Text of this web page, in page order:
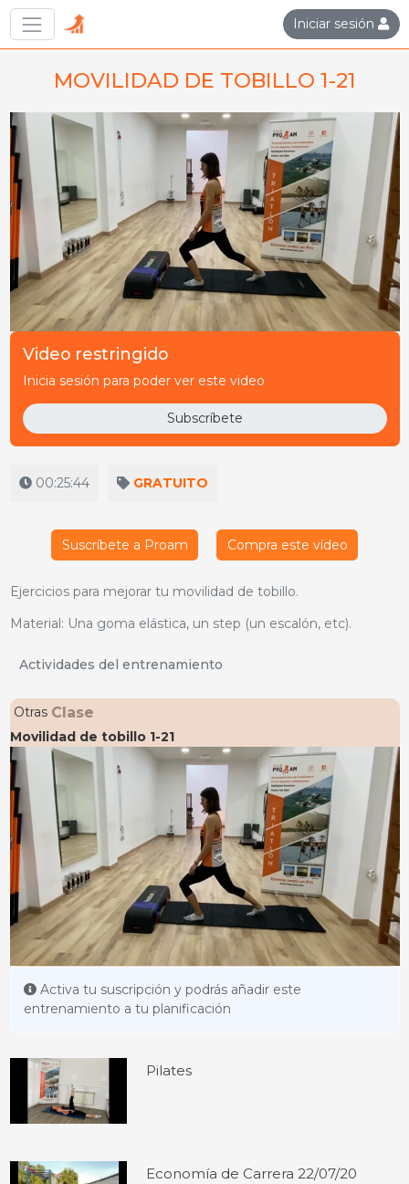
Iniciar sesión
MOVILIDAD DE TOBILLO 1-21
Video restringido
Inicia sesión para poder ver este video
Subscríbete
00:25:44 GRATUITO
Suscríbete a Proam Compra este vídeo
Ejercicios para mejorar tu movilidad de tobillo.
Material: Una goma elástica, un step (un escalón, etc).
Actividades del entrenamiento
Otras Clase
Movilidad de tobillo 1-21
Activa tu suscripción y podrás añadir este
entrenamiento a tu planificación
Pilates
Economía de Carrera 22/07/20